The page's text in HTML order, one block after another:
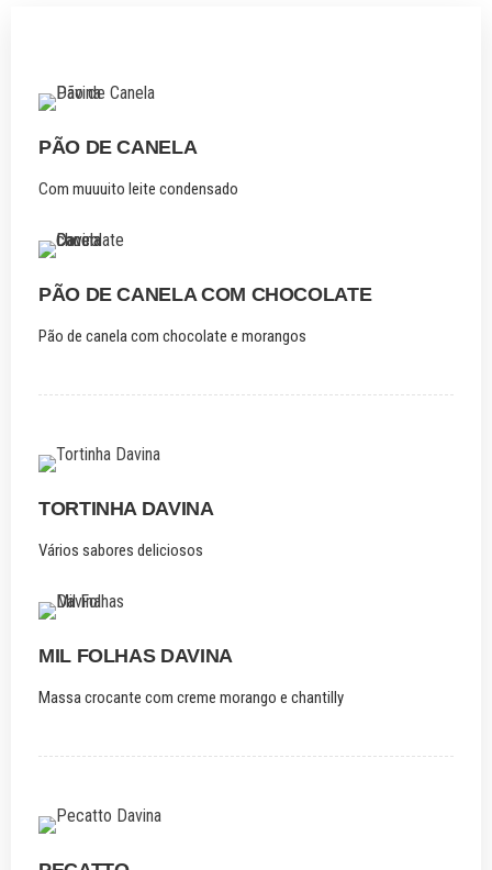
PÃO DE CANELA
Com muuuito leite condensado
PÃO DE CANELA COM CHOCOLATE
Pão de canela com chocolate e morangos
TORTINHA DAVINA
Vários sabores deliciosos
MIL FOLHAS DAVINA
Massa crocante com creme morango e chantilly